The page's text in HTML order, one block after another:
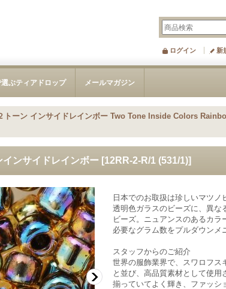
ログイン 新
ぶティアドロップ メールマガジン
トーン インサイドレインボー Two Tone Inside Colors
ンサイドレインボー [12RR-2-R/1 (531/1)]
日本でのお取扱は珍しいマツノ
透明色ガラスのビーズに、異な
ビーズ。ニュアンスのあるカラ
必要なグラム数をプルダウンメ
スタッフからのご紹介
世界の服飾業界で、スワロフス
と並び、高品質素材として使
揃っていてよく輝き、ファッシ